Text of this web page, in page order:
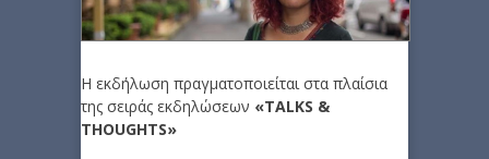
Η εκδήλωση πραγματοποιείται στα πλαίσια
της σειράς εκδηλώσεων «ΤALKS &
THOUGHTS»